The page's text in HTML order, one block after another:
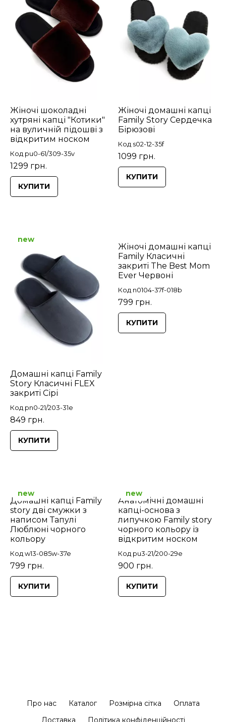
Жіночі шоколадні
хутряні капці "Котики"
на вуличній підошві з
відкритим носком
Код pu0-61/309-35v
1299 грн.
КУПИТИ
Жіночі домашні капці
Family Story Сердечка
Бірюзові
Код s02-12-35f
1099 грн.
КУПИТИ
Домашні капці Family
Story Класичні FLEX
закриті Сірі
Код pn0-21/203-31e
849 грн.
new
КУПИТИ
Жіночі домашні капці
Family Класичні
закриті The Best Mom
Ever Червоні
Код n0104-37f-018b
799 грн.
КУПИТИ
Домашні капці Family
story дві смужки з
написом Тапулі
Люблюні чорного
кольору
Код w13-085w-37e
799 грн.
new
КУПИТИ
Анатомічні домашні
капці-основа з
липучкою Family story
чорного кольору із
відкритим носком
Код pu3-21/200-29e
900 грн.
new
КУПИТИ
Про нас Каталог Розмірна сітка
Оплата
Доставка
Політика конфіденційності